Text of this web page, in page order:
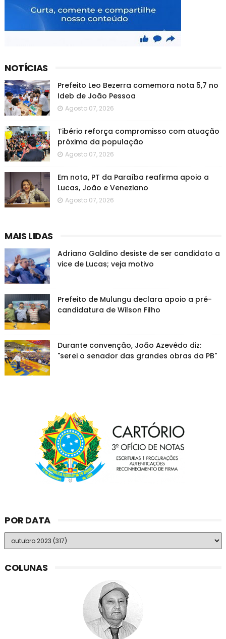
NOTÍCIAS
Prefeito Leo Bezerra comemora nota 5,7 no
Ideb de João Pessoa
Agosto 07, 2026
Tibério reforça compromisso com atuação
próxima da população
Agosto 07, 2026
Em nota, PT da Paraíba reafirma apoio a
Lucas, João e Veneziano
Agosto 07, 2026
MAIS LIDAS
Adriano Galdino desiste de ser candidato a
vice de Lucas; veja motivo
Prefeito de Mulungu declara apoio a pré-
candidatura de Wilson Filho
Durante convenção, João Azevêdo diz:
"serei o senador das grandes obras da PB"
POR DATA
COLUNAS